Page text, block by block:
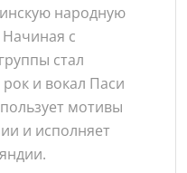
народную
Начиная с
стал
и вокал Паси
мотивы
и исполняет